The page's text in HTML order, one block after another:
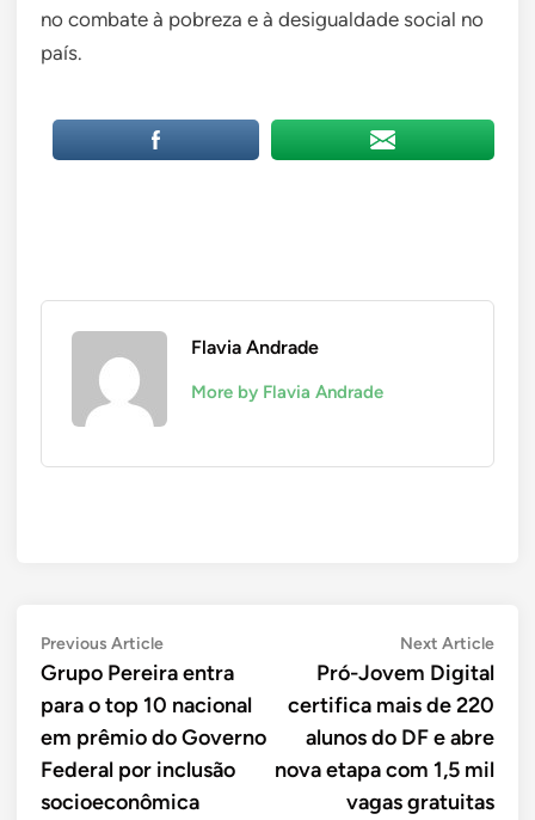
no combate à pobreza e à desigualdade social no
país.
Flavia Andrade
More by Flavia Andrade
Navegação
de
Post
Previous ArticlePrevious
article:
Grupo Pereira entra
para o top 10 nacional
em prêmio do Governo
Federal por inclusão
socioeconômica
Next ArticleNext
Pró-Jovem Digital
certifica mais de 220
alunos do DF e abre
nova etapa com 1,5 mil
vagas gratuitas